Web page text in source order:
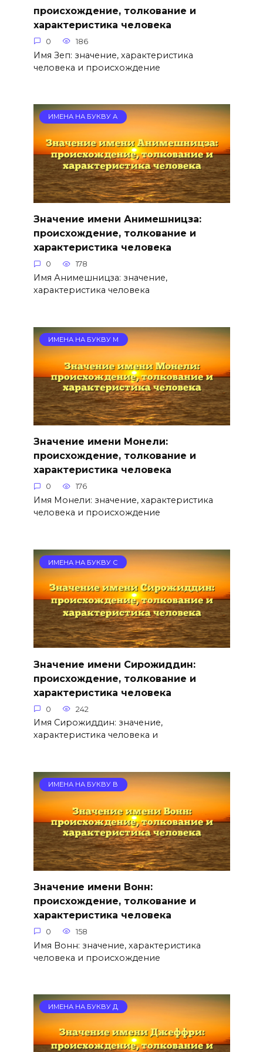
происхождение, толкование и
характеристика человека
0 186
Имя Зеп: значение, характеристика
человека и происхождение
ИМЕНА НА БУКВУ А
Значение имени Анимешницза:
происхождение, толкование и
характеристика человека
0 178
Имя Анимешницза: значение,
характеристика человека
ИМЕНА НА БУКВУ М
Значение имени Монели:
происхождение, толкование и
характеристика человека
0 176
Имя Монели: значение, характеристика
человека и происхождение
ИМЕНА НА БУКВУ С
Значение имени Сирожиддин:
происхождение, толкование и
характеристика человека
0 242
Имя Сирожиддин: значение,
характеристика человека и
ИМЕНА НА БУКВУ В
Значение имени Вонн:
происхождение, толкование и
характеристика человека
0 158
Имя Вонн: значение, характеристика
человека и происхождение
ИМЕНА НА БУКВУ Д